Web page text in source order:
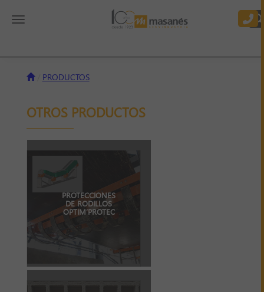
Toggle navigation
PRODUCTOS
OTROS PRODUCTOS
PROTECCIONES
DE RODILLOS
OPTIM’PROTEC